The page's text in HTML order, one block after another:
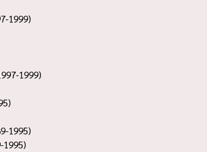
1999)
1999)
1995)
1995)